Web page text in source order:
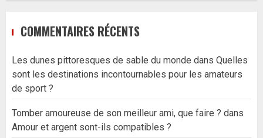
COMMENTAIRES RÉCENTS
Les dunes pittoresques de sable du monde dans Quelles
sont les destinations incontournables pour les amateurs
de sport ?
Tomber amoureuse de son meilleur ami, que faire ? dans
Amour et argent sont-ils compatibles ?